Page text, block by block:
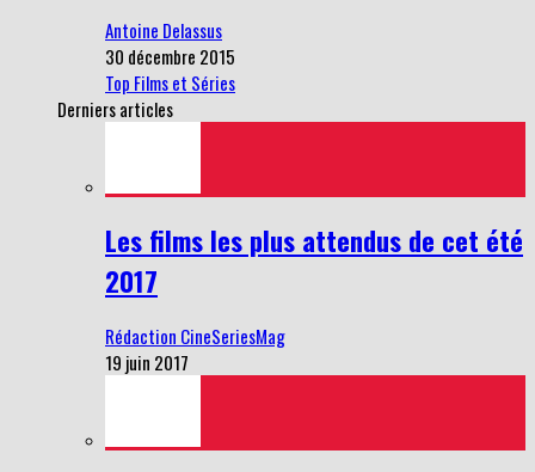
Antoine Delassus
30 décembre 2015
Top Films et Séries
Derniers articles
Les films les plus attendus de cet été
2017
Rédaction CineSeriesMag
19 juin 2017